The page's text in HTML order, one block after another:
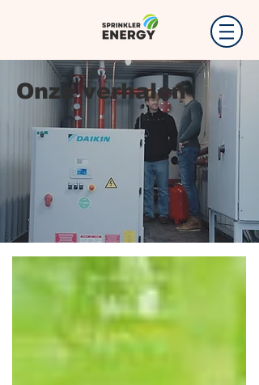
Onze verhalen